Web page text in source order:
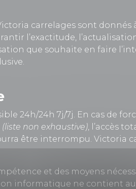
carrelages sont
l’exactitude,
que souhaite en faire
24h/24h 7j/7j. En cas de
(liste non exhaustive), l’accès
être interrompu. Victoria
et des moyens
informatique ne contient